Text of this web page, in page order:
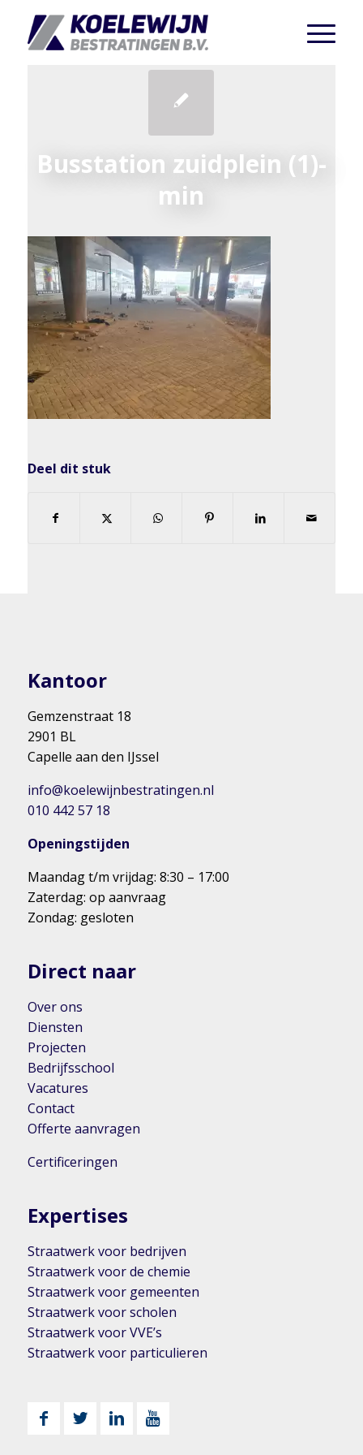
Busstation zuidplein (1)-
min
Deel dit stuk
Kantoor
Gemzenstraat 18
2901 BL
Capelle aan den IJssel
info@koelewijnbestratingen.nl
010 442 57 18
Openingstijden
Maandag t/m vrijdag: 8:30 – 17:00
Zaterdag: op aanvraag
Zondag: gesloten
Direct naar
Over ons
Diensten
Projecten
Bedrijfsschool
Vacatures
Contact
Offerte aanvragen
Certificeringen
Expertises
Straatwerk voor bedrijven
Straatwerk voor de chemie
Straatwerk voor gemeenten
Straatwerk voor scholen
Straatwerk voor VVE’s
Straatwerk voor particulieren